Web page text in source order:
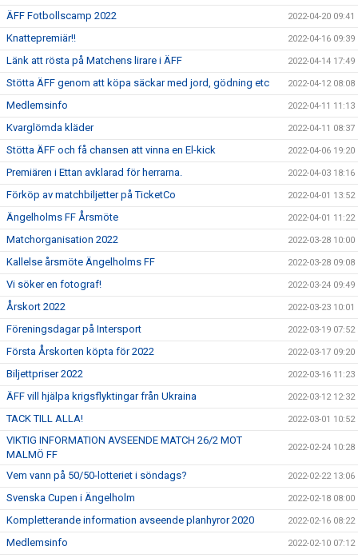
ÄFF Fotbollscamp 2022 2022-04-20 09:41
Knattepremiär!! 2022-04-16 09:39
Länk att rösta på Matchens lirare i ÄFF 2022-04-14 17:49
Stötta ÄFF genom att köpa säckar med jord, gödning etc 2022-04-12 08:08
Medlemsinfo 2022-04-11 11:13
Kvarglömda kläder 2022-04-11 08:37
Stötta ÄFF och få chansen att vinna en El-kick 2022-04-06 19:20
Premiären i Ettan avklarad för herrarna. 2022-04-03 18:16
Förköp av matchbiljetter på TicketCo 2022-04-01 13:52
Ängelholms FF Årsmöte 2022-04-01 11:22
Matchorganisation 2022 2022-03-28 10:00
Kallelse årsmöte Ängelholms FF 2022-03-28 09:08
Vi söker en fotograf! 2022-03-24 09:49
Årskort 2022 2022-03-23 10:01
Föreningsdagar på Intersport 2022-03-19 07:52
Första Årskorten köpta för 2022 2022-03-17 09:20
Biljettpriser 2022 2022-03-16 11:23
ÄFF vill hjälpa krigsflyktingar från Ukraina 2022-03-12 12:32
TACK TILL ALLA! 2022-03-01 10:52
VIKTIG INFORMATION AVSEENDE MATCH 26/2 MOT
MALMÖ FF
2022-02-24 10:28
Vem vann på 50/50-lotteriet i söndags? 2022-02-22 13:06
Svenska Cupen i Ängelholm 2022-02-18 08:00
Kompletterande information avseende planhyror 2020 2022-02-16 08:22
Medlemsinfo 2022-02-10 07:12